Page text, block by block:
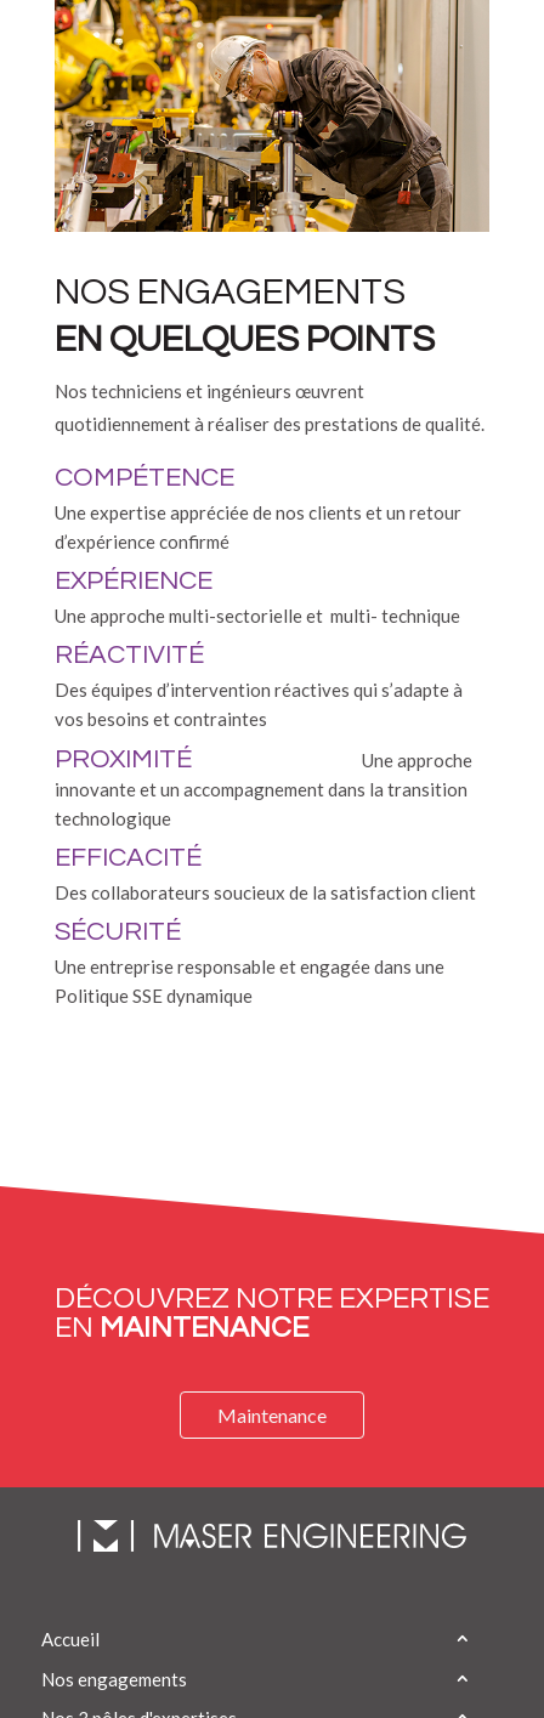
NOS ENGAGEMENTS
EN QUELQUES POINTS
Nos techniciens et ingénieurs œuvrent
quotidiennement à réaliser des prestations de qualité.
COMPÉTENCE
Une expertise appréciée de nos clients et un retour
d’expérience confirmé
EXPÉRIENCE
Une approche multi-sectorielle et multi- technique
RÉACTIVITÉ
Des équipes d’intervention réactives qui s’adapte à
vos besoins et contraintes
PROXIMITÉ
Une approche
innovante et un accompagnement dans la transition
technologique
EFFICACITÉ
Des collaborateurs soucieux de la satisfaction client
SÉCURITÉ
Une entreprise responsable et engagée dans une
Politique SSE dynamique
DÉCOUVREZ NOTRE EXPERTISE
EN MAINTENANCE
Maintenance
Accueil
Nos engagements